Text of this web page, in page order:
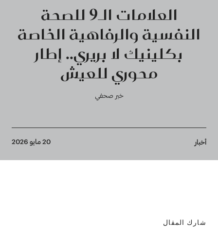
العلامات الـ9 للصحة
النفسية والرفاهية الخاصة
بكلينيك لا بريري.. إطار
محوري للعيش
خبر صحفي
Breadcrumb
أخبار 20 مايو 2026
شارك المقال